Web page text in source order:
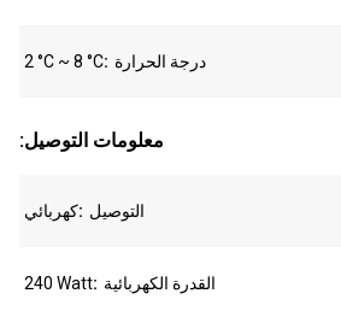
2 °C ~ 8 °C درجة الحرارة
:معلومات التوصيل
كهربائي التوصيل
240 Watt القدرة الكهربائية